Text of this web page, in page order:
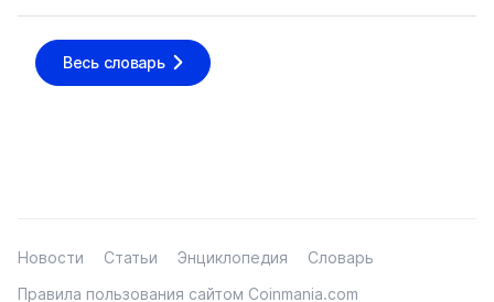
Весь словарь
Новости Статьи Энциклопедия
Словарь
Правила пользования сайтом Coinmania.com